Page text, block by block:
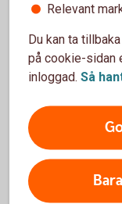
Relevant
Du kan ta
på cookie-sidan
inloggad. Så